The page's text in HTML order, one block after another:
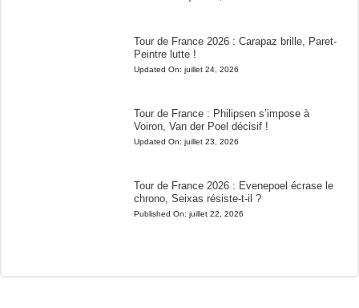
Tour de France 2026 : Carapaz brille, Paret-
Peintre lutte !
Updated On: juillet 24, 2026
Tour de France : Philipsen s’impose à
Voiron, Van der Poel décisif !
Updated On: juillet 23, 2026
Tour de France 2026 : Evenepoel écrase le
chrono, Seixas résiste-t-il ?
Published On: juillet 22, 2026